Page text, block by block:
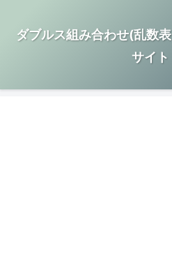
ダブルス組み合わせ(乱数
サイト